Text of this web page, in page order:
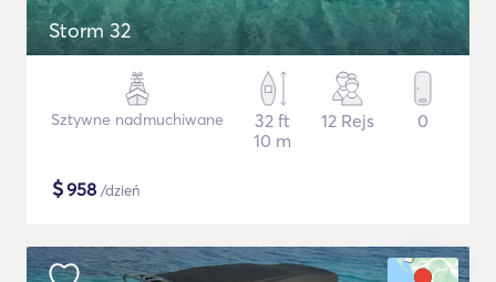
Storm 32
Sztywne nadmuchiwane
32 ft
10 m
12 Rejs 0
$958 /dzień